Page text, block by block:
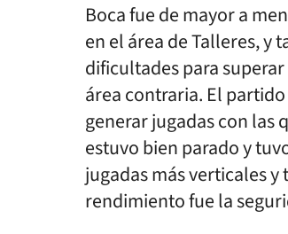
Boca fue de mayor a
en el área de Talleres,
dificultades para
área contraria. El
generar jugadas con las
estuvo bien parado y
jugadas más verticales
rendimiento fue la